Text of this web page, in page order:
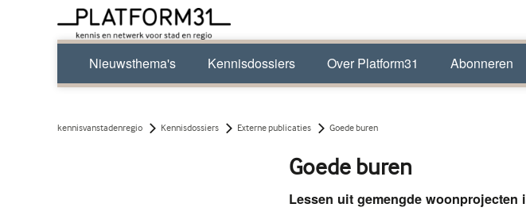
Nieuwsthema's Kennisdossiers Over Platform31 Abonneren
kennisvanstadenregio Kennisdossiers Externe publicaties Goede buren
Goede buren
Lessen uit gemengde woonprojecten